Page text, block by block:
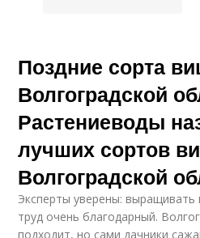
Поздние сорта
Волгоградской
Растениеводы
лучших сортов
Волгоградской
Эксперты уверены:
труд очень благодарный.
подходит, но сами дачники